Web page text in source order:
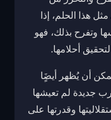
هذا الحلم، إذا
وتفرح بذلك، فهو
أحلامها.
أن يُظهر أيضٍَا
جديدة لم تعيشها
وقدرتها على